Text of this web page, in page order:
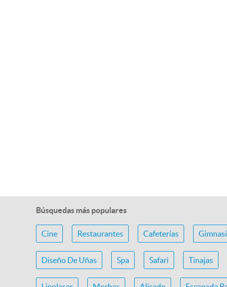
Búsquedas más populares
Cine Restaurantes Cafeterías
Diseño De Uñas Spa Safari Tinajas